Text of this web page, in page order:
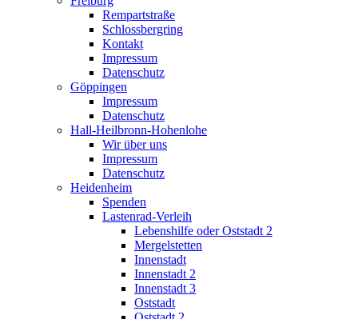
Rempartstraße
Schlossbergring
Kontakt
Impressum
Datenschutz
Göppingen
Impressum
Datenschutz
Hall-Heilbronn-Hohenlohe
Wir über uns
Impressum
Datenschutz
Heidenheim
Spenden
Lastenrad-Verleih
Lebenshilfe oder Oststadt 2
Mergelstetten
Innenstadt
Innenstadt 2
Innenstadt 3
Oststadt